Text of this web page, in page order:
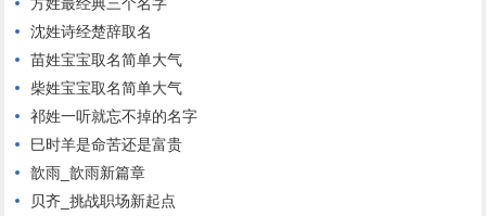
沈姓诗经楚辞取名
苗姓宝宝取名简单大气
柴姓宝宝取名简单大气
祁姓一听就忘不掉的名字
巳时羊是命苦还是富贵
歆雨_歆雨新篇章
贝齐_挑战职场新起点